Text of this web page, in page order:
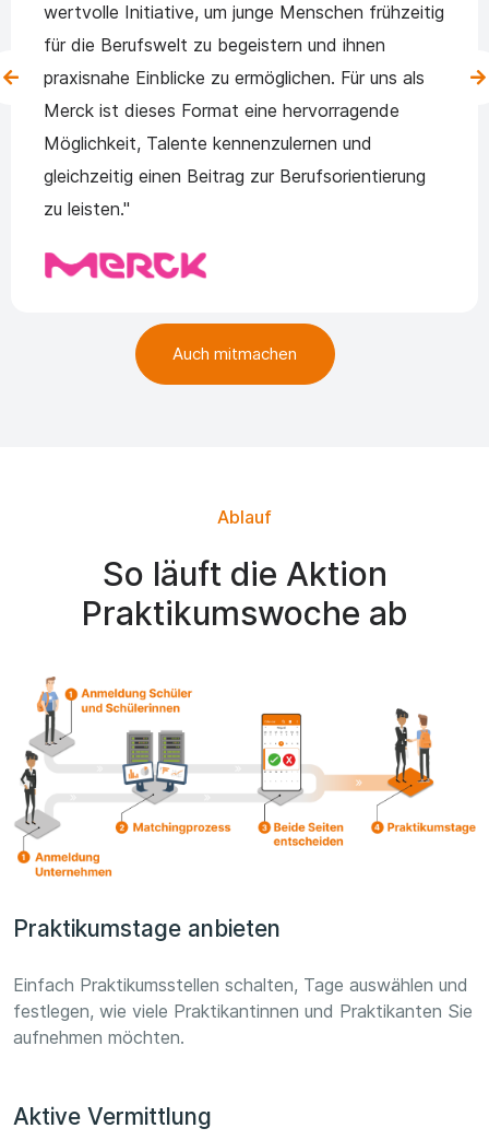
wertvolle Initiative, um junge Menschen frühzeitig
für die Berufswelt zu begeistern und ihnen
praxisnahe Einblicke zu ermöglichen. Für uns als
Merck ist dieses Format eine hervorragende
Möglichkeit, Talente kennenzulernen und
gleichzeitig einen Beitrag zur Berufsorientierung
zu leisten."
Auch mitmachen
Ablauf
So läuft die Aktion
Praktikumswoche ab
Praktikumstage anbieten
Einfach Praktikumsstellen schalten, Tage auswählen und
festlegen, wie viele Praktikantinnen und Praktikanten Sie
aufnehmen möchten.
Aktive Vermittlung